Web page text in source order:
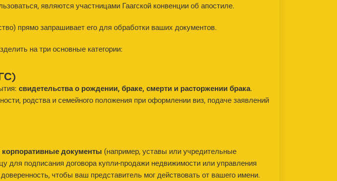
являются участницами Гаагской конвенции об апостиле.
прямо запрашивает его для обработки ваших документов.
на три основные категории:
свидетельства о рождении, браке, смерти и расторжении брака.
родства и семейного положения при оформлении виз, подаче заявлений
документы (например, уставы или учредительные
для подписания договора купли-продажи недвижимости или управления
чтобы ваш представитель мог действовать от вашего имени.